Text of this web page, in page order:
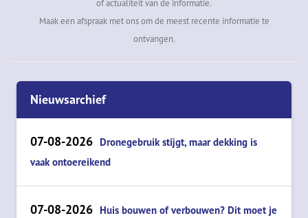
of actualiteit van de informatie.
Maak een afspraak met ons om de meest recente informatie te
ontvangen.
Nieuwsarchief
07-08-2026 Dronegebruik stijgt, maar dekking is
vaak ontoereikend
07-08-2026 Huis bouwen of verbouwen? Dit moet je